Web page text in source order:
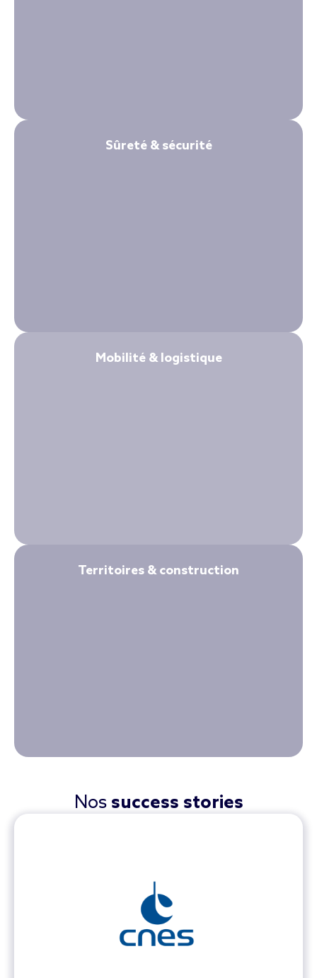
Sûreté & sécurité
Mobilité & logistique
Territoires & construction
Nos success stories